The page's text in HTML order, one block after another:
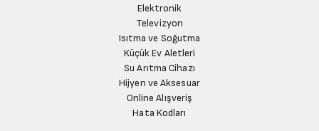
Elektronik
Televizyon
Isıtma ve Soğutma
Küçük Ev Aletleri
Su Arıtma Cihazı
Hijyen ve Aksesuar
Online Alışveriş
Hata Kodları